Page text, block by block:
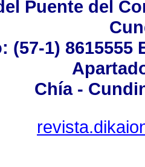
Puente del
(57-1) 8615555
Chía -